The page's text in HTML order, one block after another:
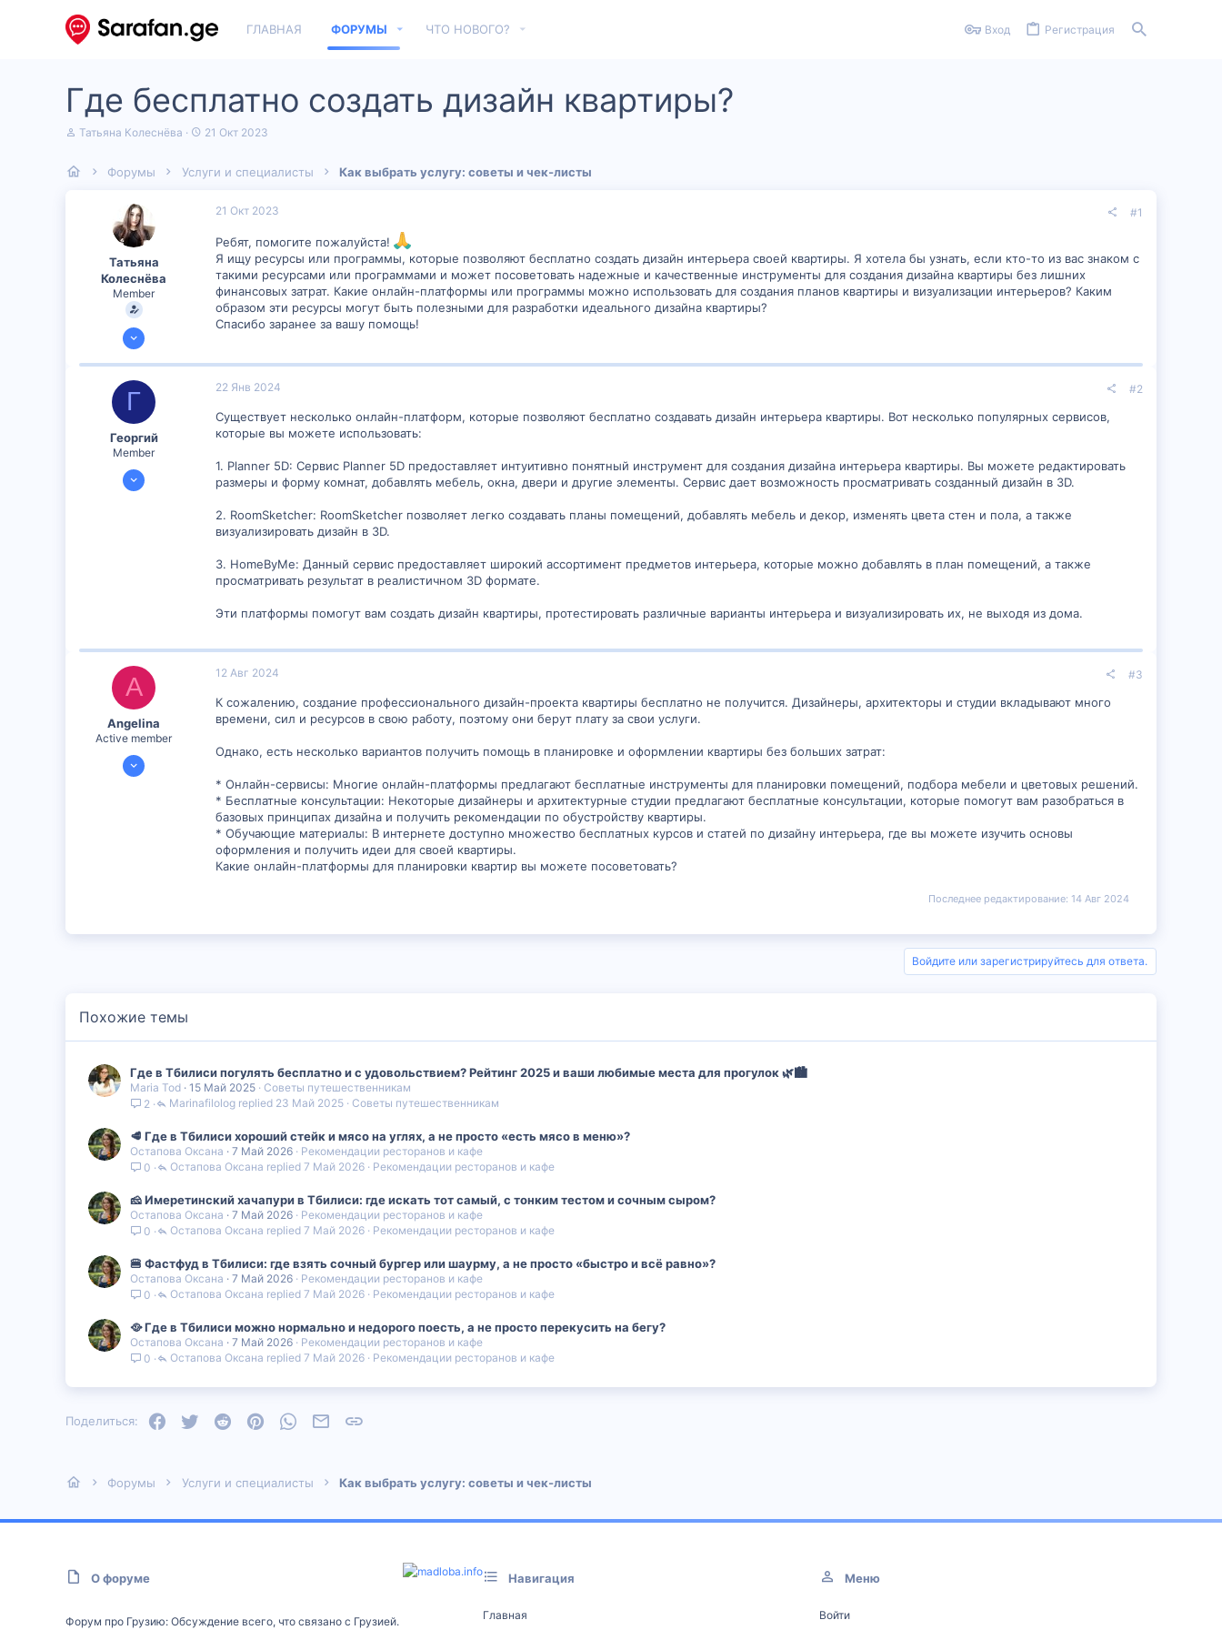
ГЛАВНАЯ ФОРУМЫ ЧТО НОВОГО? Вход Регистрация
Где бесплатно создать дизайн квартиры?
А
о
Татьяна Колеснёва
Д
а
21 Окт 2023
Форумы Услуги и специалисты Как выбрать услугу: советы и чек‑листы
Татьяна
Колеснёва
Member
19 Окт 2023
21 Окт 2023 #1
Ребят, помогите пожалуйста!
Я ищу ресурсы или программы, которые позволяют бесплатно создать дизайн интерьера своей квартиры. Я хотела бы узнать, если кто-то из вас знаком с
такими ресурсами или программами и может посоветовать надежные и качественные инструменты для создания дизайна квартиры без лишних
финансовых затрат. Какие онлайн-платформы или программы можно использовать для создания планов квартиры и визуализации интерьеров? Каким
образом эти ресурсы могут быть полезными для разработки идеального дизайна квартиры?
Спасибо заранее за вашу помощь!
Г
Георгий
Member
16 Янв 2024
22 Янв 2024 #2
Существует несколько онлайн-платформ, которые позволяют бесплатно создавать дизайн интерьера квартиры. Вот несколько популярных сервисов,
которые вы можете использовать:
1. Planner 5D: Сервис Planner 5D предоставляет интуитивно понятный инструмент для создания дизайна интерьера квартиры. Вы можете редактировать
размеры и форму комнат, добавлять мебель, окна, двери и другие элементы. Сервис дает возможность просматривать созданный дизайн в 3D.
2. RoomSketcher: RoomSketcher позволяет легко создавать планы помещений, добавлять мебель и декор, изменять цвета стен и пола, а также
визуализировать дизайн в 3D.
3. HomeByMe: Данный сервис предоставляет широкий ассортимент предметов интерьера, которые можно добавлять в план помещений, а также
просматривать результат в реалистичном 3D формате.
Эти платформы помогут вам создать дизайн квартиры, протестировать различные варианты интерьера и визуализировать их, не выходя из дома.
A
Angelina
Active member
24 Июл 2024
12 Авг 2024 #3
К сожалению, создание профессионального дизайн-проекта квартиры бесплатно не получится. Дизайнеры, архитекторы и студии вкладывают много
времени, сил и ресурсов в свою работу, поэтому они берут плату за свои услуги.
Однако, есть несколько вариантов получить помощь в планировке и оформлении квартиры без больших затрат:
* Онлайн-сервисы: Многие онлайн-платформы предлагают бесплатные инструменты для планировки помещений, подбора мебели и цветовых решений.
* Бесплатные консультации: Некоторые дизайнеры и архитектурные студии предлагают бесплатные консультации, которые помогут вам разобраться в
базовых принципах дизайна и получить рекомендации по обустройству квартиры.
* Обучающие материалы: В интернете доступно множество бесплатных курсов и статей по дизайну интерьера, где вы можете изучить основы
оформления и получить идеи для своей квартиры.
Какие онлайн-платформы для планировки квартир вы можете посоветовать?
Последнее редактирование: 14 Авг 2024
Войдите или зарегистрируйтесь для ответа.
Похожие темы
Где в Тбилиси погулять бесплатно и с удовольствием? Рейтинг 2025 и ваши любимые места для прогулок 🌿🏙️
Maria Tod 15 Май 2025 Советы путешественникам
2
Советы путешественникам
23 Май 2025
Marinafilolog
🥩 Где в Тбилиси хороший стейк и мясо на углях, а не просто «есть мясо в меню»?
Остапова Оксана 7 Май 2026
Рекомендации ресторанов и кафе
0
Рекомендации ресторанов и кафе
7 Май 2026
Остапова Оксана
🧀 Имеретинский хачапури в Тбилиси: где искать тот самый, с тонким тестом и сочным сыром?
Остапова Оксана 7 Май 2026
Рекомендации ресторанов и кафе
0
Рекомендации ресторанов и кафе
7 Май 2026
Остапова Оксана
🍔 Фастфуд в Тбилиси: где взять сочный бургер или шаурму, а не просто «быстро и всё равно»?
Остапова Оксана 7 Май 2026
Рекомендации ресторанов и кафе
0
Рекомендации ресторанов и кафе
7 Май 2026
Остапова Оксана
🥘 Где в Тбилиси можно нормально и недорого поесть, а не просто перекусить на бегу?
Остапова Оксана 7 Май 2026
Рекомендации ресторанов и кафе
0
Рекомендации ресторанов и кафе
7 Май 2026
Остапова Оксана
Поделиться: Facebook
Twitter Reddit PinterestWhatsAppЭлектронная почта
Форумы Услуги и специалисты Как выбрать услугу: советы и чек‑листы
О форуме
Форум про Грузию: Обсуждение всего, что связано с Грузией.
Навигация
Главная
Меню
Войти